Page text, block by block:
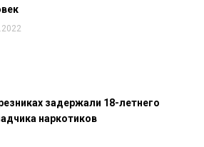
задержали 18-летнего
наркотиков